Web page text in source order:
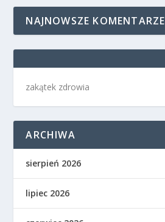
NAJNOWSZE KOMENTARZE
zakątek zdrowia
ARCHIWA
sierpień 2026
lipiec 2026